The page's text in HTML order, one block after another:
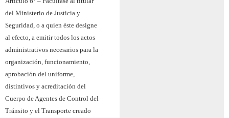
del Ministerio de Justicia y
Seguridad, o a quien éste designe
al efecto, a emitir todos los actos
administrativos necesarios para la
organización, funcionamiento,
aprobación del uniforme,
distintivos y acreditación del
Cuerpo de Agentes de Control del
Tránsito y el Transporte creado